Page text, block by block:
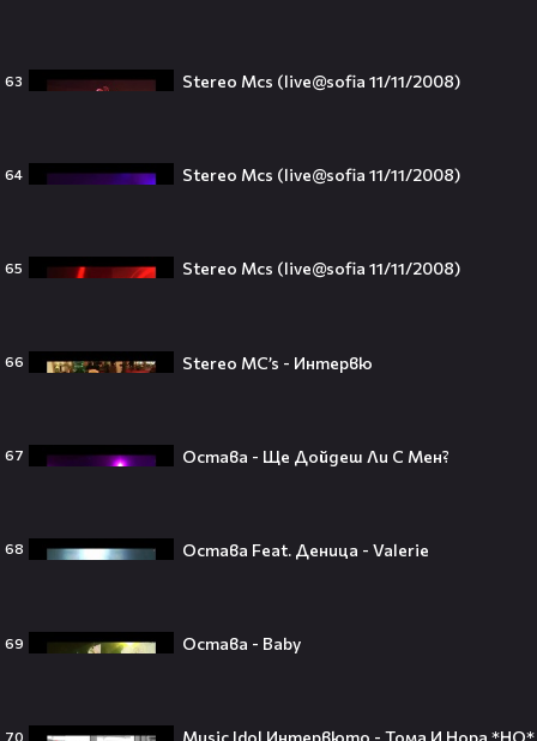
63 Stereo Mcs (live@sofia 11/11/2008)
64 Stereo Mcs (live@sofia 11/11/2008)
65 Stereo Mcs (live@sofia 11/11/2008)
66 Stereo MC’s - Интервю
67 Остава - Ще Дойдеш Ли С Мен?
68 Остава Feat. Деница - Valerie
69 Остава - Baby
70
Бербо смени терена: от „Олд
Трафорд“ директно на
зарови капсула, която никой жив
Холанд?! 💀 Защо Спайдър-мен
остана на "seen"😅
заедно!😍